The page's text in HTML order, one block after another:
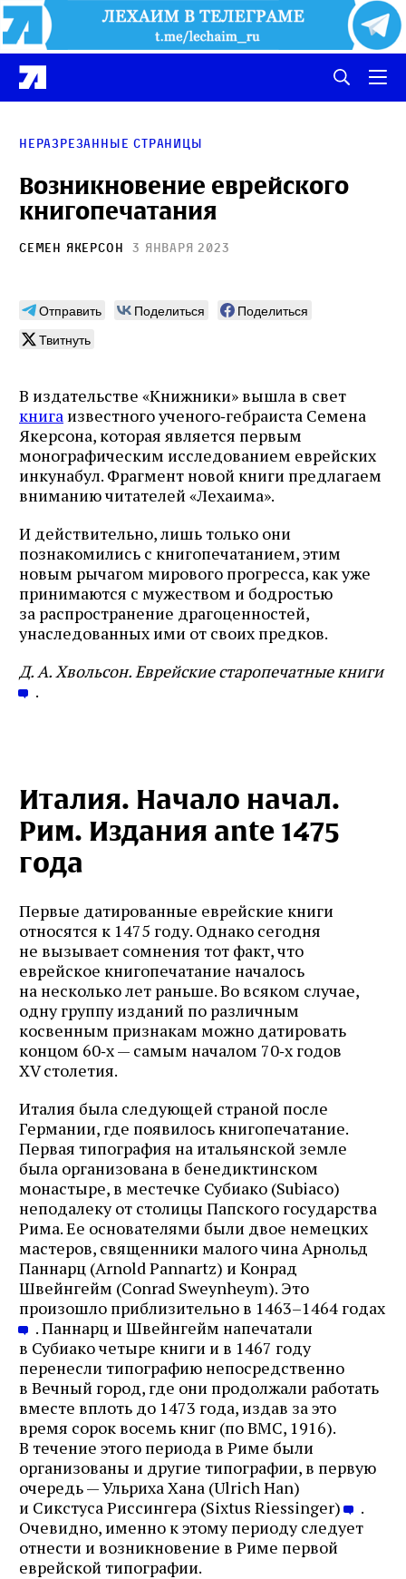
Неразрезанные страницы
Возникновение еврейского
книгопечатания
Семен Якерсон 3 января 2023
Отправить Поделиться
Поделиться
Твитнуть
В издательстве «Книжники» вышла в свет
книга известного ученого‑гебраиста Семена
Якерсона, которая является первым
монографическим исследованием еврейских
инкунабул. Фрагмент новой книги предлагаем
вниманию читателей «Лехаима».
И действительно, лишь только они
познакомились с книгопечатанием, этим
новым рычагом мирового прогресса, как уже
принимаются с мужеством и бодростью
за распространение драгоценностей,
унаследованных ими от своих предков.
Д. А. Хвольсон. Еврейские старопечатные книги
.
Италия. Начало начал.
Рим. Издания ante 1475
года
Первые датированные еврейские книги
относятся к 1475 году. Однако сегодня
не вызывает сомнения тот факт, что
еврейское книгопечатание началось
на несколько лет раньше. Во всяком случае,
одну группу изданий по различным
косвенным признакам можно датировать
концом 60‑х — самым началом 70‑х годов
XV столетия.
Италия была следующей страной после
Германии, где появилось книгопечатание.
Первая типография на итальянской земле
была организована в бенедиктинском
монастыре, в местечке Субиако (Subiaco)
неподалеку от столицы Папского государства
Рима. Ее основателями были двое немецких
мастеров, священники малого чина Арнольд
Паннарц (Arnold Pannartz) и Конрад
Швейнгейм (Conrad Sweynheym). Это
произошло приблизительно в 1463–1464 годах
. Паннарц и Швейнгейм напечатали
в Субиако четыре книги и в 1467 году
перенесли типографию непосредственно
в Вечный город, где они продолжали работать
вместе вплоть до 1473 года, издав за это
время сорок восемь книг (по BMC, 1916).
В течение этого периода в Риме были
организованы и другие типографии, в первую
очередь — Ульриха Хана (Ulrich Han)
и Сикстуса Риссингера (Sixtus Riessinger)
.
Очевидно, именно к этому периоду следует
отнести и возникновение в Риме первой
еврейской типографии.